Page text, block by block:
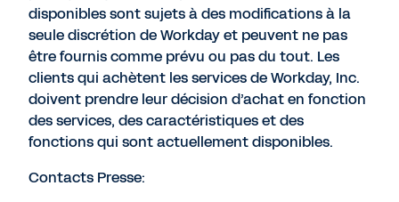
disponibles sont sujets à des modifications à la
seule discrétion de Workday et peuvent ne pas
être fournis comme prévu ou pas du tout. Les
clients qui achètent les services de Workday, Inc.
doivent prendre leur décision d’achat en fonction
des services, des caractéristiques et des
fonctions qui sont actuellement disponibles.
Contacts Presse: